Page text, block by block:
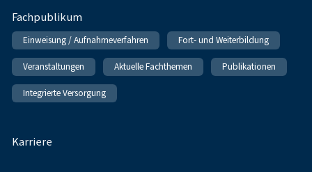
Fachpublikum
Einweisung / Aufnahmeverfahren Fort- und Weiterbildung
Veranstaltungen Aktuelle Fachthemen Publikationen
Integrierte Versorgung
Karriere